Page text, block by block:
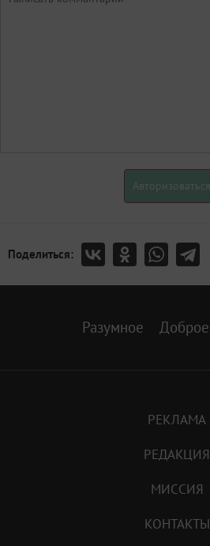
Авторизоваться
Поделиться:
Разумное Доброе
РЕКЛАМА
РЕДАКЦИЯ
МИССИЯ
КОНТАКТЫ